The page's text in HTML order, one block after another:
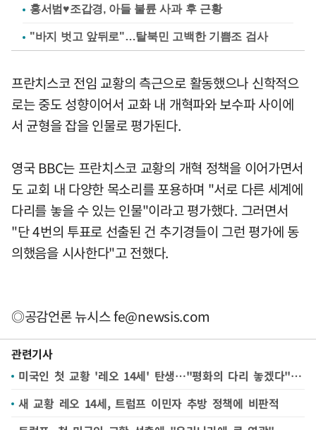
홍서범♥조갑경, 아들 불륜 사과 후 근황
"바지 벗고 앞뒤로"…탈북민 고백한 기쁨조 검사
프란치스코 전임 교황의 측근으로 활동했으나 신학적으
로는 중도 성향이어서 교화 내 개혁파와 보수파 사이에
서 균형을 잡을 인물로 평가된다.
영국 BBC는 프란치스코 교황의 개혁 정책을 이어가면서
도 교회 내 다양한 목소리를 포용하며 "서로 다른 세계에
다리를 놓을 수 있는 인물"이라고 평가했다. 그러면서
"단 4번의 투표로 선출된 건 추기경들이 그런 평가에 동
의했음을 시사한다"고 전했다.
◎공감언론 뉴시스fe@newsis.com
관련기사
미국인 첫 교황 '레오 14세' 탄생…"평화의 다리 놓겠다"(종합)
새 교황 레오 14세, 트럼프 이민자 추방 정책에 비판적